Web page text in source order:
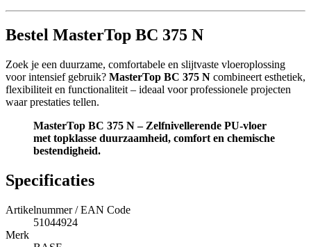
Bestel MasterTop BC 375 N
Zoek je een duurzame, comfortabele en slijtvaste vloeroplossing
voor intensief gebruik? MasterTop BC 375 N combineert esthetiek,
flexibiliteit en functionaliteit – ideaal voor professionele projecten
waar prestaties tellen.
MasterTop BC 375 N – Zelfnivellerende PU-vloer
met topklasse duurzaamheid, comfort en chemische
bestendigheid.
Specificaties
Artikelnummer / EAN Code
51044924
Merk